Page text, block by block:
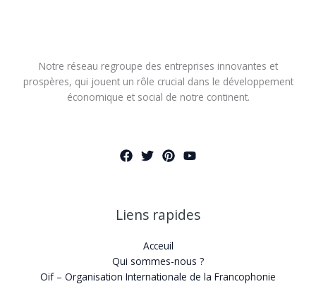
Notre réseau regroupe des entreprises innovantes et
prospères, qui jouent un rôle crucial dans le développement
économique et social de notre continent.
Liens rapides
Acceuil
Qui sommes-nous ?
Oif – Organisation Internationale de la Francophonie